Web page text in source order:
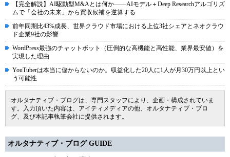
【完全解説】AI駆動型M&Aとは何か――AIモデル＋Deep Researchアルゴリズ
ムで「会社の未来」から買収候補を逆算する
前年同期比43%成長、世界クラウド市場における上位3社シェアとネオクラウ
ド企業9社の影響
WordPress最強のチャットボット（圧倒的な高機能と高性能、業界最安値）を
実現した理由
YouTuberは本当に儲からないのか。収益化した20人に1人が月30万円以上とい
う可能性
オルタナティブ・ブログは、専門スタッフにより、企画・構成されていま
す。入力頂いた内容は、アイティメディアの他、オルタナティブ・ブロ
グ、及び本記事執筆会社に提供されます。
オルタナティブ・ブログ GUIDE